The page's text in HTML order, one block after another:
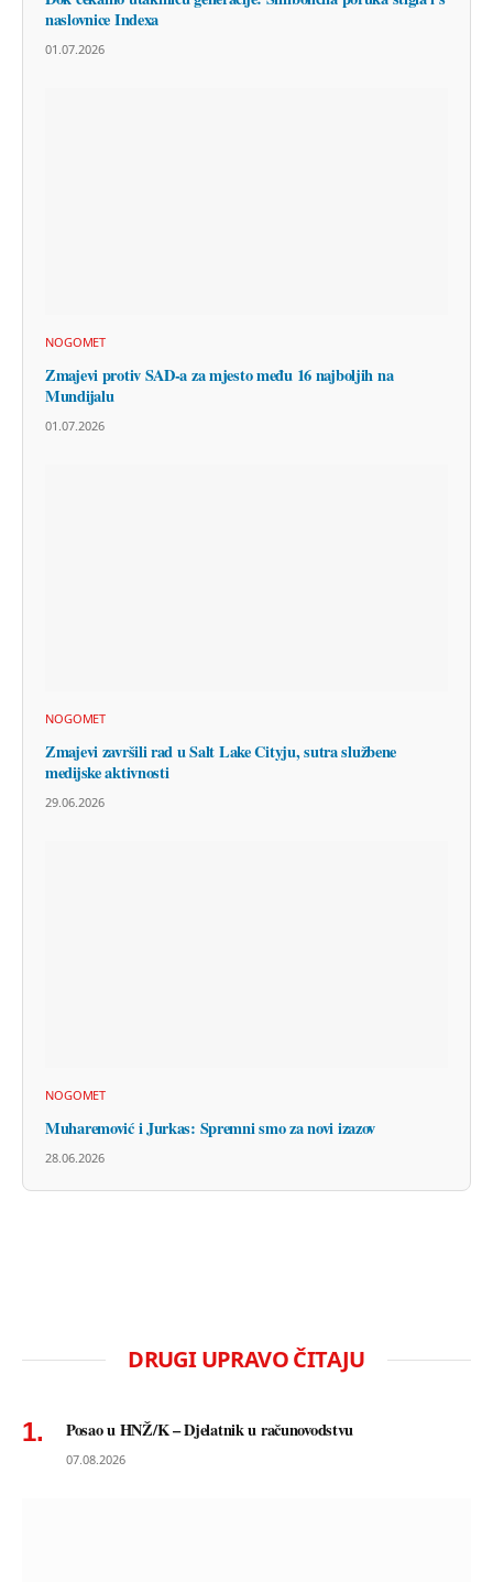
naslovnice Indexa
01.07.2026
NOGOMET
Zmajevi protiv SAD-a za mjesto među 16 najboljih na
Mundijalu
01.07.2026
NOGOMET
Zmajevi završili rad u Salt Lake Cityju, sutra službene
medijske aktivnosti
29.06.2026
NOGOMET
Muharemović i Jurkas: Spremni smo za novi izazov
28.06.2026
DRUGI UPRAVO ČITAJU
Posao u HNŽ/K – Djelatnik u računovodstvu
07.08.2026